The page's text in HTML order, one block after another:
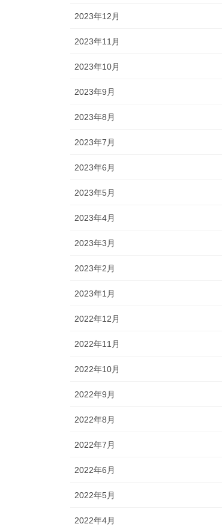
2023年12月
2023年11月
2023年10月
2023年9月
2023年8月
2023年7月
2023年6月
2023年5月
2023年4月
2023年3月
2023年2月
2023年1月
2022年12月
2022年11月
2022年10月
2022年9月
2022年8月
2022年7月
2022年6月
2022年5月
2022年4月